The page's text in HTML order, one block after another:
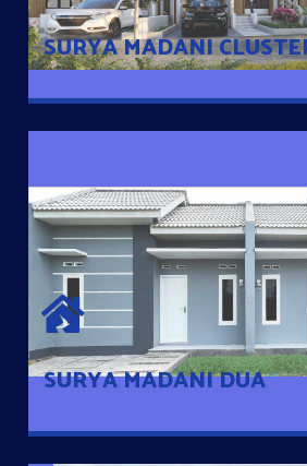
SURYA MADANI
SURYA MADANI DUA
SURYA MADANI DUA
Satu-satunya Hunian nyaman dengan harga
jutaan dengan lokasi strategis di Tuban